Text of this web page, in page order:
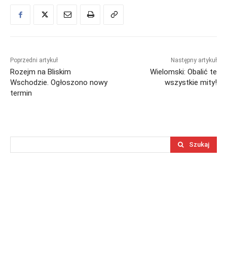
Poprzedni artykuł
Rozejm na Bliskim
Wschodzie. Ogłoszono nowy
termin
Następny artykuł
Wielomski: Obalić te
wszystkie mity!
Szukaj